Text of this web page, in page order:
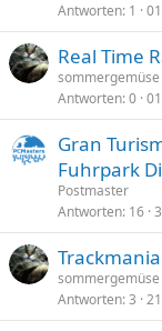
Antworten 1
Real Time
sommergemüse
Antworten 0
Gran
Fuhrpark
Postmaster
Antworten 16
sommergemüse
Antworten 3